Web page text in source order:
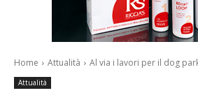
Home Attualità Al via i lavori per il dog
Attualità